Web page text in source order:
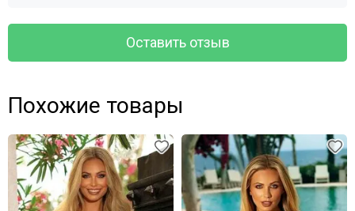
Оставить отзыв
Похожие товары